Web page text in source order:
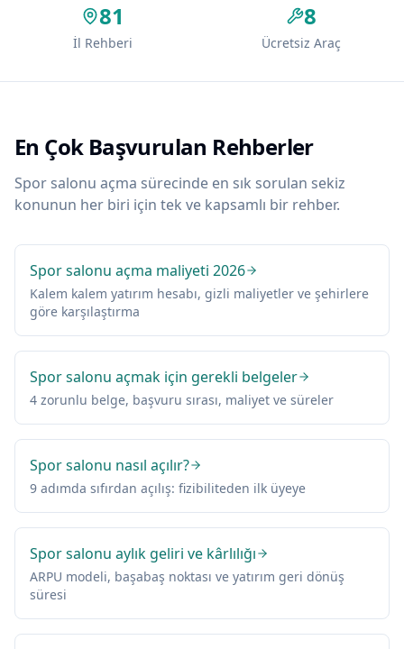
81
İl Rehberi
8
Ücretsiz Araç
En Çok Başvurulan Rehberler
Spor salonu açma sürecinde en sık sorulan sekiz
konunun her biri için tek ve kapsamlı bir rehber.
Spor salonu açma maliyeti 2026
Kalem kalem yatırım hesabı, gizli maliyetler ve şehirlere
göre karşılaştırma
Spor salonu açmak için gerekli belgeler
4 zorunlu belge, başvuru sırası, maliyet ve süreler
Spor salonu nasıl açılır?
9 adımda sıfırdan açılış: fizibiliteden ilk üyeye
Spor salonu aylık geliri ve kârlılığı
ARPU modeli, başabaş noktası ve yatırım geri dönüş
süresi